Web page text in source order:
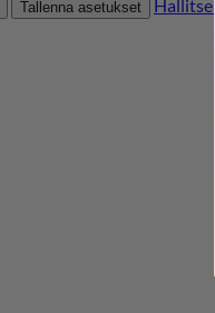
Tallenna asetukset
Hallitse